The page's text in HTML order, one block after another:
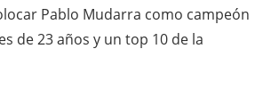
Pablo Mudarra como campeón
de 23 años y un top 10 de la